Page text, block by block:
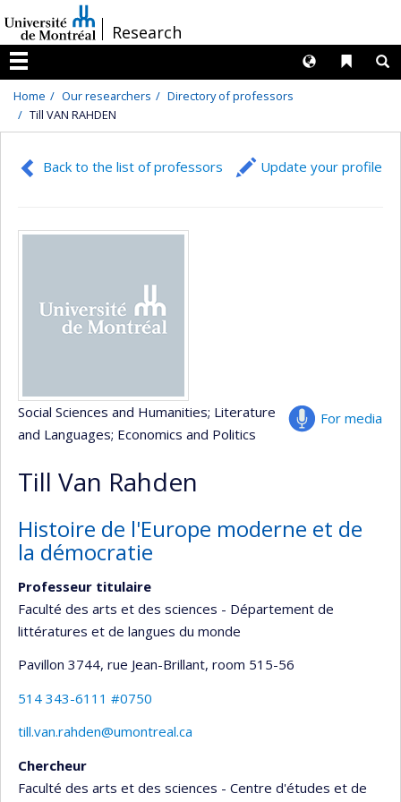
au
contenu
/Research
Menu
Liens
Langues
Home Our researchers
Directory of professors
Till VAN RAHDEN
Back to the list of professors Update your profile
For media
Social Sciences and Humanities; Literature
and Languages; Economics and Politics
Till Van Rahden
Histoire de l'Europe moderne et de
la démocratie
Professeur titulaire
Faculté des arts et des sciences - Département de
littératures et de langues du monde
Pavillon 3744, rue Jean-Brillant, room 515-56
514 343-6111 #0750
till.van.rahden@umontreal.ca
Chercheur
Faculté des arts et des sciences - Centre d'études et de